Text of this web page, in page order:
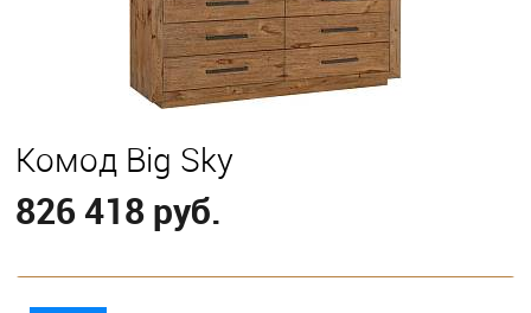
Комод Big Sky
826 418 руб.